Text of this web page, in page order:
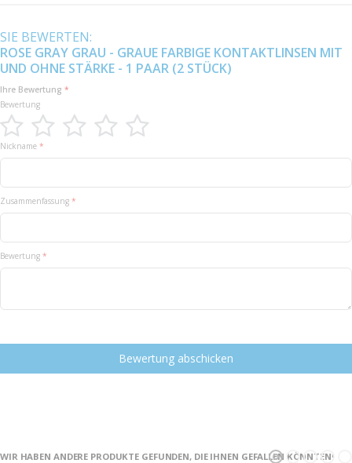
SIE BEWERTEN:
ROSE GRAY GRAU - GRAUE FARBIGE KONTAKTLINSEN MIT
UND OHNE STÄRKE - 1 PAAR (2 STÜCK)
Ihre Bewertung
Bewertung
1
2
3
4
5Nickname
Zusammenfassung
Bewertung
Bewertung abschicken
WIR HABEN ANDERE PRODUKTE GEFUNDEN, DIE IHNEN GEFALLEN KÖNNTEN!